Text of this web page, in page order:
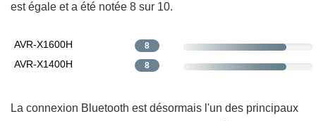
est égale et a été notée 8 sur 10.
AVR-X1600H 8
AVR-X1400H 8
La connexion Bluetooth est désormais l'un des principaux